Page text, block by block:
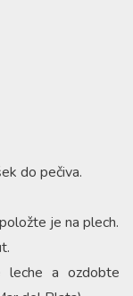
do pečiva.
je na plech.
leche a ozdobte